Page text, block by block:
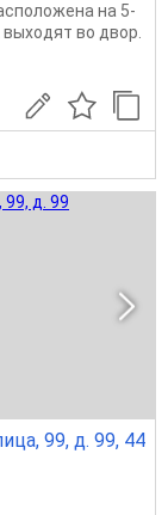
на 5-
во двор.
99, д. 99, 44